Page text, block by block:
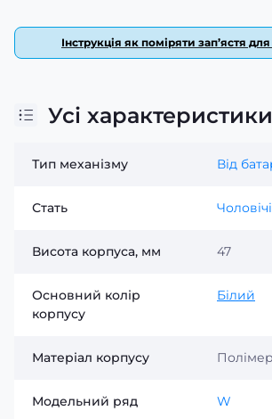
Інструкція як поміряти зап’ястя
Усі характеристики
Тип механізму Від
Стать Чоловічі
Висота корпуса, мм 47
Основний колір
корпусу
Білий
Матеріал корпусу Полімер
Модельний ряд W